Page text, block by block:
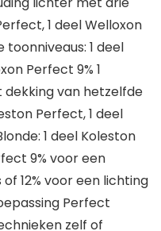
1 deel Welloxon
1 deel
Perfect 9% 1
van hetzelfde
Perfect, 1 deel
1 deel Koleston
9% voor een
12% voor een lichting
Perfect
zelf of